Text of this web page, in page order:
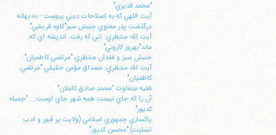
"محمد قديري"
آيت اللهي كه به اصلاحات ديني پيوست - به بهانه
درگذشت پدر معنوي جنبش سبز"كاوه قريشي"
آيت الله منتظري: تني كه رفت، انديشه اي كه
ماند"بهروز كاروني"
جنبش سبز و فقدان منتظري "مرتضي كاظميان"
آيت الله منتظري: مصداق مؤمن حقيقي "مرتضي
كاظميان"
فقيه متفاوت "محمد صادق كاملان"
آن را كه جاي نيست همه شهر جاي اوست... "جميله
كديور"
پاكسازي جمهوري اسلامي (ولايت بر قبور و ادب
تسليت) "محسن كديور"